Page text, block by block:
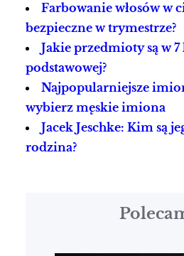
Farbowanie włosów w
bezpieczne w trymestrze?
Jakie przedmioty są w 7
podstawowej?
Najpopularniejsze
wybierz męskie imiona
Jacek Jeschke: Kim są
rodzina?